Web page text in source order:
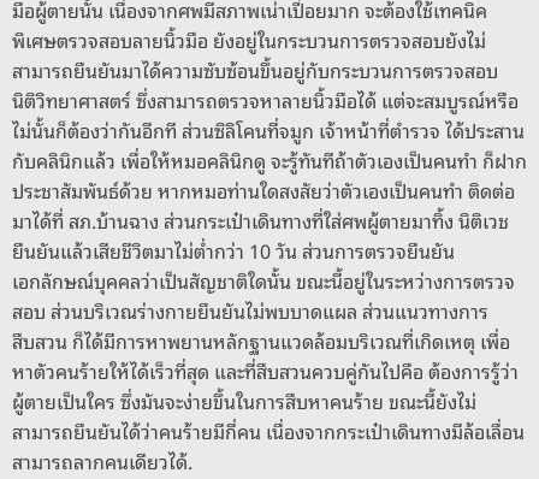
มือผู้ตายนั้น เนื่องจากศพมีสภาพเน่าเปื่อยมาก จะต้องใช้เทคนิค
พิเศษตรวจสอบลายนิ้วมือ ยังอยู่ในกระบวนการตรวจสอบยังไม่
สามารถยืนยันมาได้ความซับซ้อนขึ้นอยู่กับกระบวนการตรวจสอบ
นิติวิทยาศาสตร์ ซึ่งสามารถตรวจหาลายนิ้วมือได้ แต่จะสมบูรณ์หรือ
ไม่นั้นก็ต้องว่ากันอีกที ส่วนซิลิโคนที่จมูก เจ้าหน้าที่ตำรวจ ได้ประสาน
กับคลินิกแล้ว เพื่อให้หมอคลินิกดู จะรู้ทันทีถ้าตัวเองเป็นคนทำ ก็ฝาก
ประชาสัมพันธ์ด้วย หากหมอท่านใดสงสัยว่าตัวเองเป็นคนทำ ติดต่อ
มาได้ที่ สภ.บ้านฉาง ส่วนกระเป๋าเดินทางที่ใส่ศพผู้ตายมาทิ้ง นิติเวช
ยืนยันแล้วเสียชีวิตมาไม่ต่ำกว่า 10 วัน ส่วนการตรวจยืนยัน
เอกลักษณ์บุคคลว่าเป็นสัญชาติใดนั้น ขณะนี้อยู่ในระหว่างการตรวจ
สอบ ส่วนบริเวณร่างกายยืนยันไม่พบบาดแผล ส่วนแนวทางการ
สืบสวน ก็ได้มีการหาพยานหลักฐานแวดล้อมบริเวณที่เกิดเหตุ เพื่อ
หาตัวคนร้ายให้ได้เร็วที่สุด และที่สืบสวนควบคู่กันไปคือ ต้องการรู้ว่า
ผู้ตายเป็นใคร ซึ่งมันจะง่ายขึ้นในการสืบหาคนร้าย ขณะนี้ยังไม่
สามารถยืนยันได้ว่าคนร้ายมีกี่คน เนื่องจากกระเป๋าเดินทางมีล้อเลื่อน
สามารถลากคนเดียวได้.